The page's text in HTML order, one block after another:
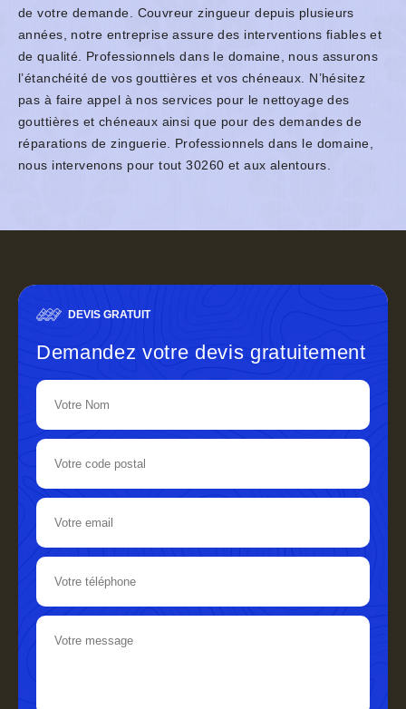
de votre demande. Couvreur zingueur depuis plusieurs
années, notre entreprise assure des interventions fiables et
de qualité. Professionnels dans le domaine, nous assurons
l’étanchéité de vos gouttières et vos chéneaux. N’hésitez
pas à faire appel à nos services pour le nettoyage des
gouttières et chéneaux ainsi que pour des demandes de
réparations de zinguerie. Professionnels dans le domaine,
nous intervenons pour tout 30260 et aux alentours.
DEVIS GRATUIT
Demandez votre devis gratuitement